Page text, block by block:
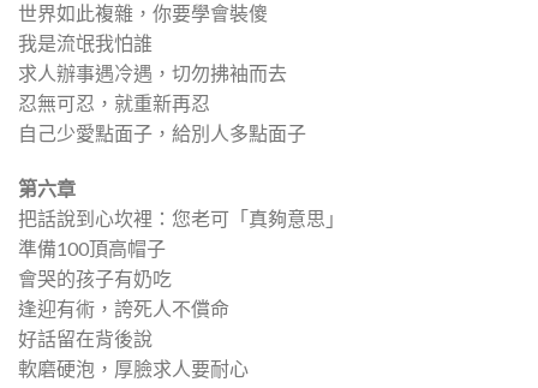
世界如此複雜，你要學會裝傻
我是流氓我怕誰
求人辦事遇冷遇，切勿拂袖而去
忍無可忍，就重新再忍
自己少愛點面子，給別人多點面子
第六章
把話說到心坎裡：您老可「真夠意思」
準備100頂高帽子
會哭的孩子有奶吃
逢迎有術，誇死人不償命
好話留在背後說
軟磨硬泡，厚臉求人要耐心